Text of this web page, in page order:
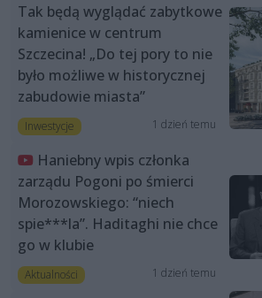
Tak będą wyglądać zabytkowe
kamienice w centrum
Szczecina! „Do tej pory to nie
było możliwe w historycznej
zabudowie miasta”
Inwestycje 1 dzień temu
Haniebny wpis członka
zarządu Pogoni po śmierci
Morozowskiego: “niech
spie***la”. Haditaghi nie chce
go w klubie
Aktualności 1 dzień temu